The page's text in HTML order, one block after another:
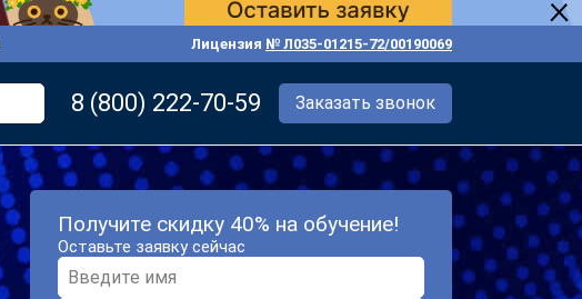
Лицензия № Л035-01215-72/00190069
8 (800) 222-70-59 Заказать звонок
Получите скидку 40% на обучение!
Оставьте заявку сейчас